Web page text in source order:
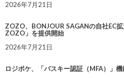
2026年7月21日
ZOZO、BONJOUR SAGANの自社EC
ZOZO」を提供開始
2026年7月21日
ロジポケ、「パスキー認証（MFA）」